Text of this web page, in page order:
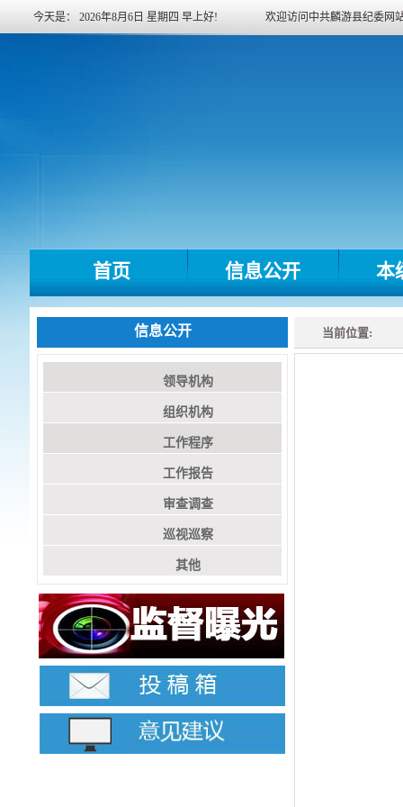
今天是： 2026年8月6日 星期四 早上好! 欢迎访问中共麟游县纪委网
首页 信息公开 本
信息公开
领导机构
组织机构
工作程序
工作报告
审查调查
巡视巡察
其他
当前位置: